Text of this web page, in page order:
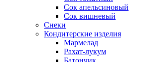
Сок апельсиновый
Сок вишневый
Снеки
Кондитерские изделия
Мармелад
Рахат-лукум
Батончик